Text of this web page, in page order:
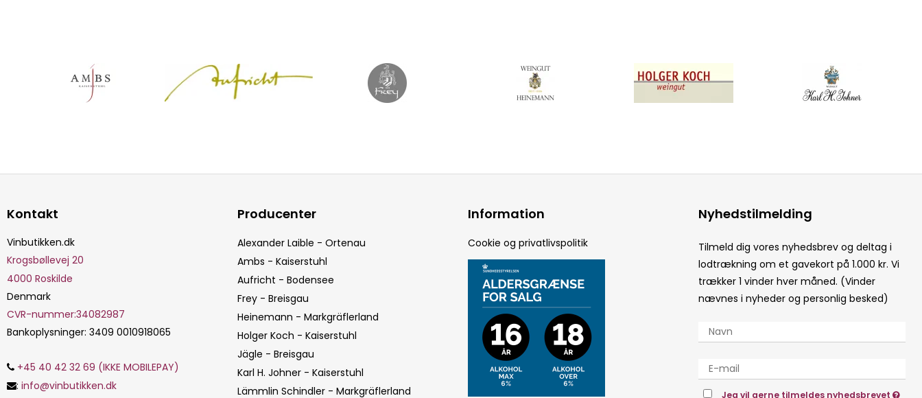
Kontakt
Vinbutikken.dk
Krogsbøllevej 20
4000 Roskilde
Denmark
CVR-nummer:34082987
Bankoplysninger: 3409 0010918065
+45 40 42 32 69 (IKKE MOBILEPAY)
: info@vinbutikken.dk
Producenter
Alexander Laible - Ortenau
Ambs - Kaiserstuhl
Aufricht - Bodensee
Frey - Breisgau
Heinemann - Markgräflerland
Holger Koch - Kaiserstuhl
Jägle - Breisgau
Karl H. Johner - Kaiserstuhl
Lämmlin Schindler - Markgräflerland
Information
Cookie og privatlivspolitik
Nyhedstilmelding
Tilmeld dig vores nyhedsbrev og deltag i
lodtrækning om et gavekort på 1.000 kr. Vi
trækker 1 vinder hver måned. (Vinder
nævnes i nyheder og personlig besked)
Jeg vil gerne tilmeldes nyhedsbrevet